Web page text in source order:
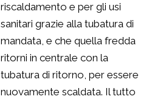
riscaldamento e per gli usi
sanitari grazie alla tubatura di
mandata, e che quella fredda
ritorni in centrale con la
tubatura di ritorno, per essere
nuovamente scaldata. Il tutto